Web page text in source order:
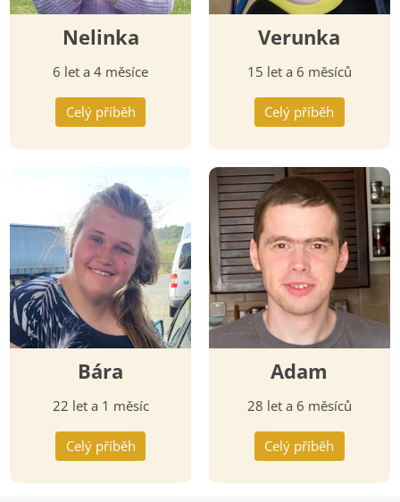
Nelinka
6 let a 4 měsíce
Celý příběh
Verunka
15 let a 6 měsíců
Celý příběh
Bára
22 let a 1 měsíc
Celý příběh
Adam
28 let a 6 měsíců
Celý příběh